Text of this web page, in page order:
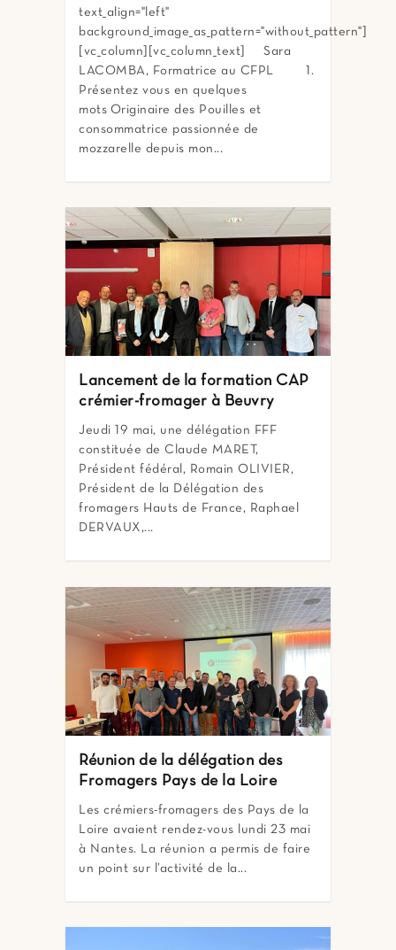
text_align="left"
background_image_as_pattern="without_pattern"]
[vc_column][vc_column_text] Sara
LACOMBA, Formatrice au CFPL 1.
Présentez vous en quelques
mots Originaire des Pouilles et
consommatrice passionnée de
mozzarelle depuis mon...
Lancement de la formation CAP
crémier-fromager à Beuvry
Jeudi 19 mai, une délégation FFF
constituée de Claude MARET,
Président fédéral, Romain OLIVIER,
Président de la Délégation des
fromagers Hauts de France, Raphael
DERVAUX,...
Réunion de la délégation des
Fromagers Pays de la Loire
Les crémiers-fromagers des Pays de la
Loire avaient rendez-vous lundi 23 mai
à Nantes. La réunion a permis de faire
un point sur l’activité de la...